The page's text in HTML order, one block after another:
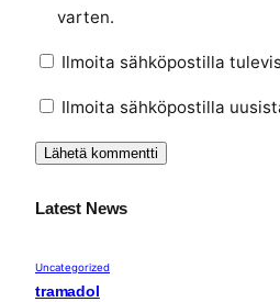
varten.
Ilmoita sähköpostilla
Ilmoita sähköpostilla
Latest News
Uncategorized
tramadol